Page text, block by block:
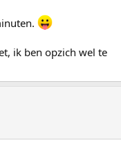
ik ben opzich wel te